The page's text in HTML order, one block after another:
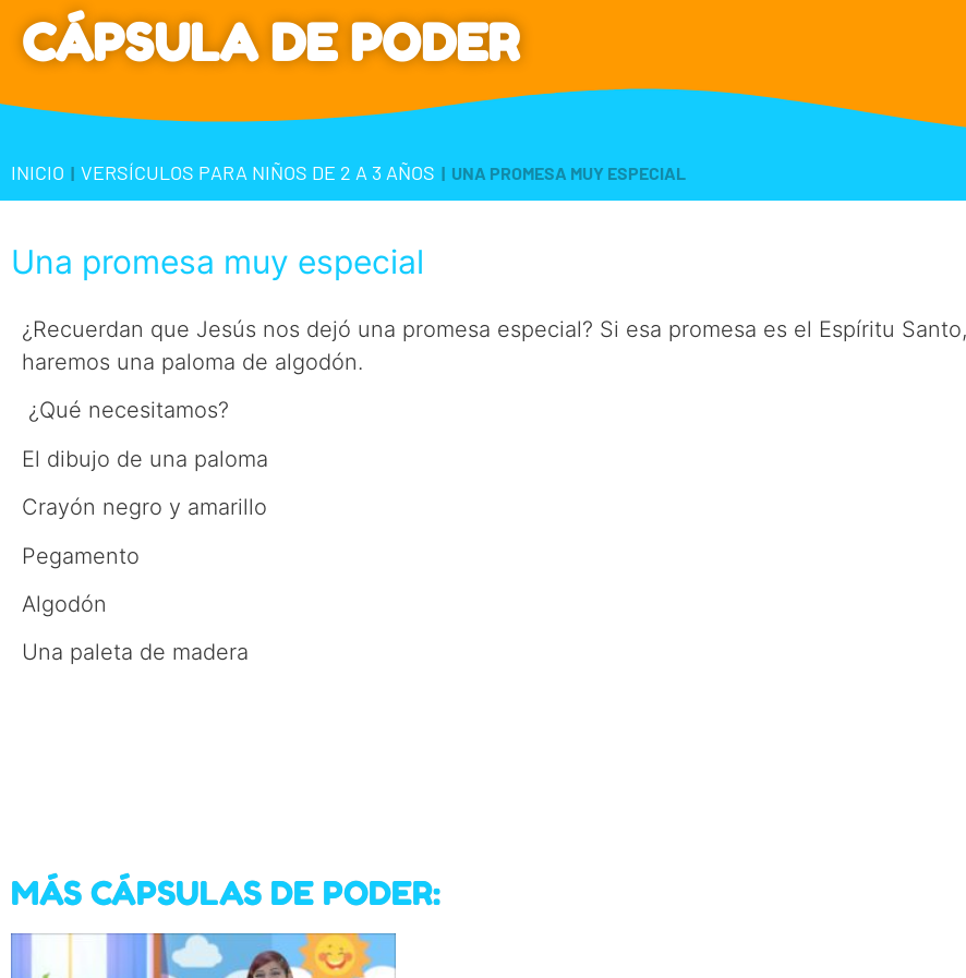
CÁPSULA DE PODER
INICIO | VERSÍCULOS PARA NIÑOS DE 2 A 3 AÑOS | UNA PROMESA MUY ESPECIAL
Una promesa muy especial
¿Recuerdan que Jesús nos dejó una promesa especial? Si esa promesa es el Espíritu
haremos una paloma de algodón.
¿Qué necesitamos?
El dibujo de una paloma
Crayón negro y amarillo
Pegamento
Algodón
Una paleta de madera
MÁS CÁPSULAS DE PODER: